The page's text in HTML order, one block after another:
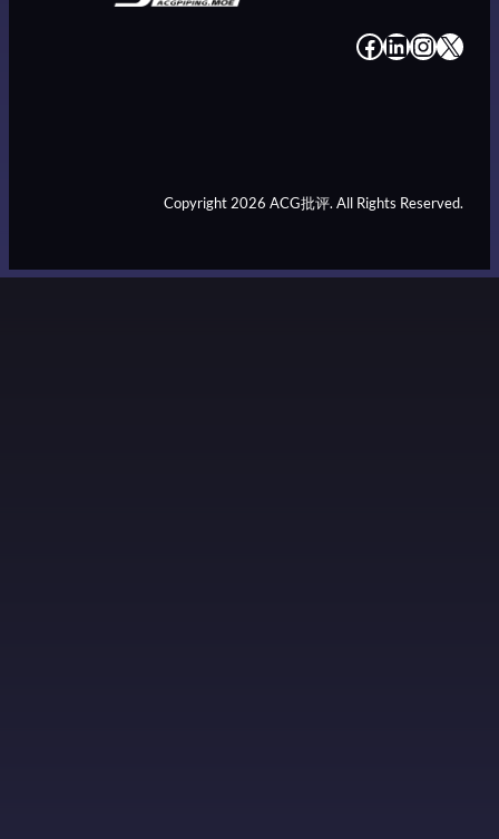
# # # #
Copyright 2026 ACG批评. All Rights Reserved.